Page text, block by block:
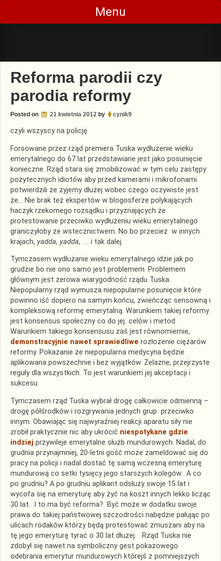
Skip
content
Menu
Reforma parodii czy
parodia reformy
Posted on 21 kwietnia 2012 by cynik9
czyli wszyscy na policję
Forsowane przez rząd premiera Tuska wydłużenie wieku
emerytalnego do 67 lat przedstawiane jest jako posunięcie
konieczne. Rząd stara się zmobilizować w tym celu zastępy
pożytecznych idiotów aby przed kamerami i mikrofonami
potwierdzili że żyjemy dłużej wobec czego oczywiste jest
że… Nie brak też ekspertów w blogosferze połykających
haczyk rzekomego rozsądku i przyznających że
protestowanie przeciwko wydłużeniu wieku emerytalnego
graniczyłoby ze wstecznictwem. No bo przecież w innych
krajach, yadda, yadda, … i tak dalej.
Tymczasem wydłużanie wieku emerytalnego idzie jak po
grudzie bo nie ono samo jest problemem. Problemem
głównym jest zerowa wiarygodność rządu Tuska.
Niepopularny rząd wymusza niepopularne posunięcie które
powinno iść dopiero na samym końcu, zwieńcząc sensowną i
kompleksową reformę emerytalną. Warunkiem takiej reformy
jest konsensus społeczny co do jej celów i metod.
Warunkiem takiego konsensusu zaś jest równomiernie,
demonstracyjnie nawet sprawiedliwe rozłożenie ciężarów
reformy. Pokazanie że niepopularna medycyna będzie
aplikowana powszechnie i bez wyjątków. Żelazne, przejrzyste
reguły dla wszystkich. To jest warunkiem jej akceptacji i
sukcesu.
Tymczasem rząd Tuska wybrał drogę całkowicie odmienną –
drogę półśrodków i rozgrywania jednych grup przeciwko
innym. Obawiając się najwyraźniej reakcji aparatu siły nie
zrobił praktycznie nic aby ukrócić niespotykane gdzie
indziej przywileje emerytalne służb mundurowych. Nadal, do
grudnia przynajmniej, 20-letni gość może zameldować się do
pracy na policji i nadal dostać tę samą wczesną emeryturę
mundurową co setki tysięcy jego starszych kolegów. A co
po grudniu? A po grudniu aplikant odsłuży swoje 15 lat i
wycofa się na emeryturę aby żyć na koszt innych lekko licząc
30 lat. I to ma być reforma? Być może w dodatku swoje
prawa do takiej państwowej szczodrości nabędzie pałując po
ulicach rodaków którzy będą protestować zmuszani aby na
tę jego emeryturę tyrać o 30 lat dłużej. Rząd Tuska nie
zdobył się nawet na symboliczny gest pokazowego
odebrania emerytur mundurowych którejś z pomniejszych